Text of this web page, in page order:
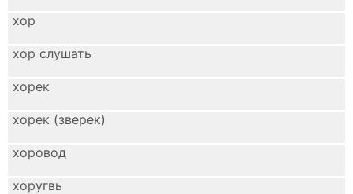
хор
хор слушать
хорек
хорек (зверек)
хоровод
хоругвь